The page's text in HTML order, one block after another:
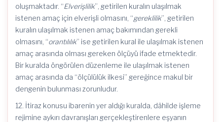
oluşmaktadır. “Elverişlilik”, getirilen kuralın ulaşılmak
istenen amaç için elverişli olmasını, “gereklilik”, getirilen
kuralın ulaşılmak istenen amaç bakımından gerekli
olmasını, “orantılılık” ise getirilen kural ile ulaşılmak istenen
amaç arasında olması gereken ölçüyü ifade etmektedir.
Bir kuralda öngörülen düzenleme ile ulaşılmak istenen
amaç arasında da “ölçülülük ilkesi” gereğince makul bir
dengenin bulunması zorunludur.
12. İtiraz konusu ibarenin yer aldığı kuralda, dâhilde işleme
rejimine aykırı davranışları gerçekleştirenlere eşyanın